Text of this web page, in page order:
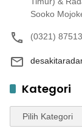
Sooko
(0321)
Kategori
Kategori